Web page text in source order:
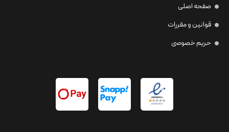
صفحه اصلی
قوانین و مقررات
حریم خصوصی